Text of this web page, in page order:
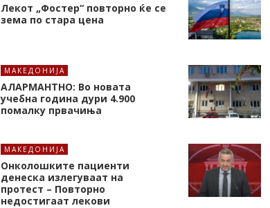
Лекот „Фостер“ повторно ќе се
зема по стара цена
МАКЕДОНИЈА
АЛАРМАНТНО: Во новата
учебна година дури 4.900
помалку првачиња
МАКЕДОНИЈА
Онколошките пациенти
денеска излегуваат на
протест – Повторно
недостигаат лекови